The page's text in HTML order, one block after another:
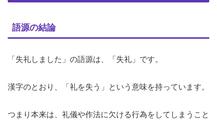
語源の結論
「失礼しました」の語源は、「失礼」です。
漢字のとおり、「礼を失う」という意味を持っています。
つまり本来は、礼儀や作法に欠ける行為をしてしまうこと